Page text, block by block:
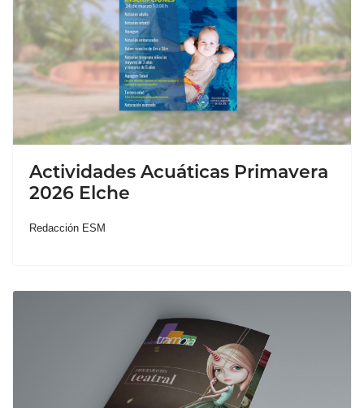
Actividades Acuáticas Primavera
2026 Elche
Redacción ESM